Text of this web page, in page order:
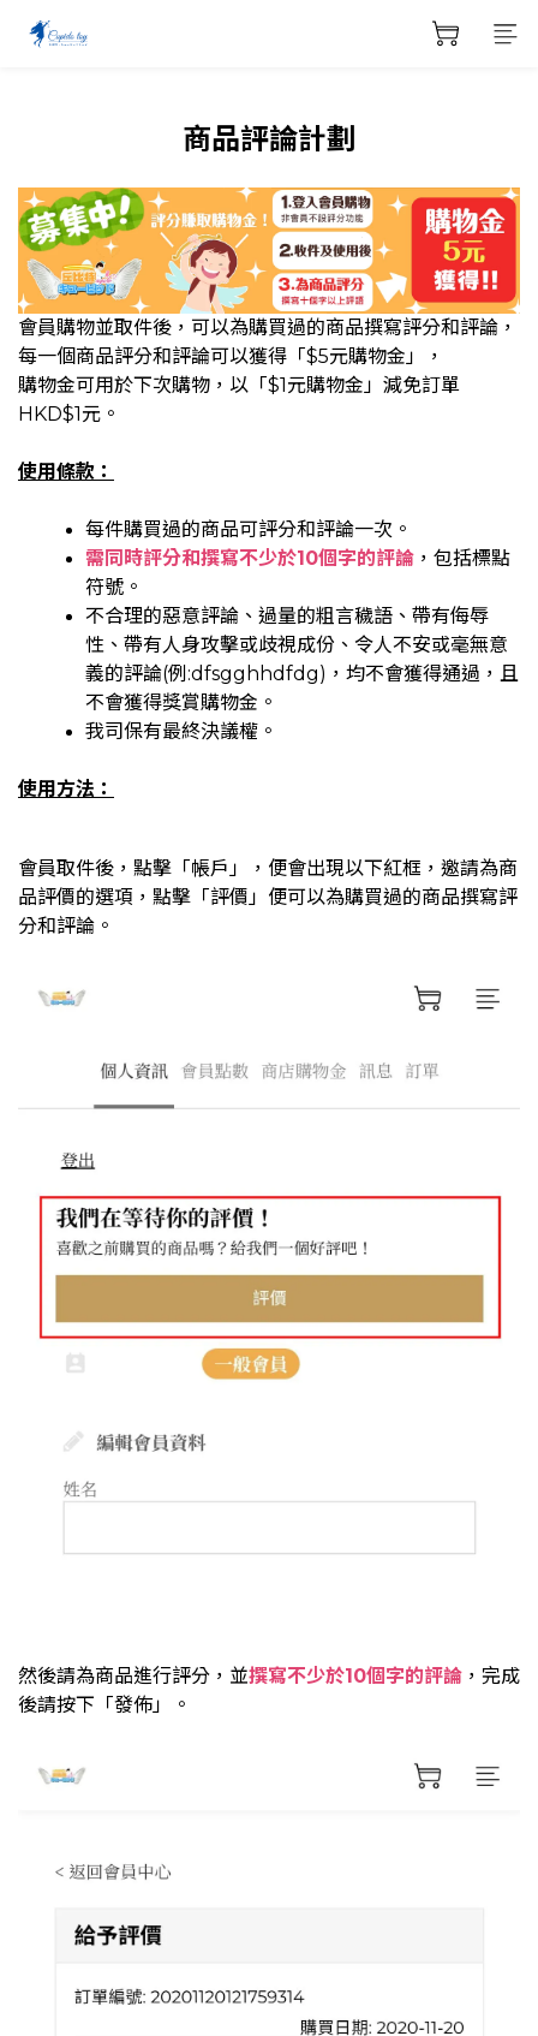
商品評論計劃
會員購物並取件後，可以為購買過的商品撰寫評分和評論，
每一個商品評分和評論可以獲得「$5元購物金」，
購物金可用於下次購物，以「$1元購物金」減免訂單
HKD$1元。
使用條款：
每件購買過的商品可評分和評論一次。
需同時評分和撰寫不少於10個字的評論 ，包括標點
符號。
不合理的惡意評論、過量的粗言穢語、帶有侮辱
性、帶有人身攻擊或歧視成份、令人不安或毫無意
義的評論(例:dfsgghhdfdg)，均不會獲得通過，且
不會獲得獎賞購物金。
我司保有最終決議權。
使用方法：
會員取件後，點擊「帳戶」，便會出現以下紅框，邀請為商
品評價的選項，點擊「評價」便可以為購買過的商品撰寫評
分和評論。
然後請為商品進行評分，並撰寫不少於10個字的評論 ，完成
後請按下「發佈」。